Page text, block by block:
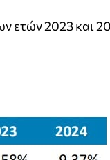
ετών 2023 και